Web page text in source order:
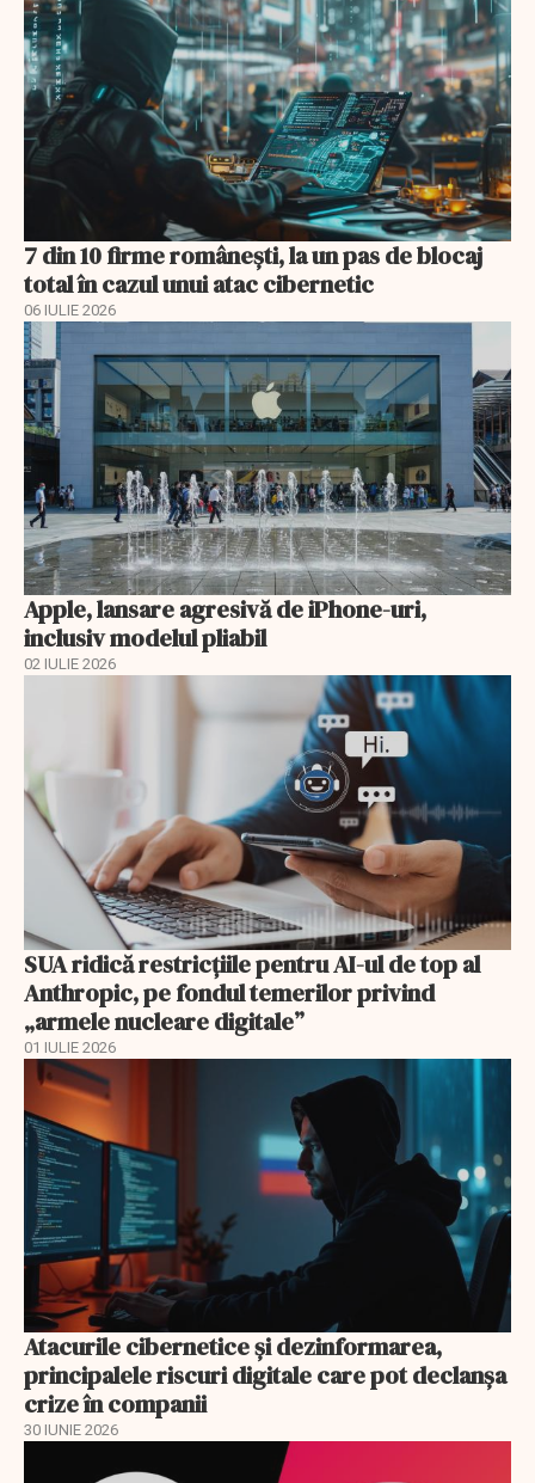
7 din 10 firme românești, la un pas de blocaj
total în cazul unui atac cibernetic
06 IULIE 2026
Apple, lansare agresivă de iPhone-uri,
inclusiv modelul pliabil
02 IULIE 2026
SUA ridică restricțiile pentru AI-ul de top al
Anthropic, pe fondul temerilor privind
„armele nucleare digitale”
01 IULIE 2026
Atacurile cibernetice şi dezinformarea,
principalele riscuri digitale care pot declanşa
crize în companii
30 IUNIE 2026